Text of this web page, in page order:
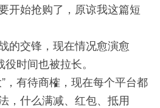
开始抢购了，原谅我这篇短
的交锋，现在情况愈演愈
时间也被拉长。
，有待商榷，现在每个平台都
，什么满减、红包、抵用